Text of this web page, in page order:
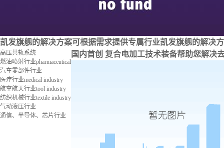
凯发旗舰的解决方案可根据需求提供专属行业凯发旗舰的解决
高压共轨系统
燃油喷射行业pharmaceutical
汽车零部件行业
医疗行业medical industry
航空航天行业tool industry
纺织机械行业textile industry
气动液压行业
通信、半导体、芯片行业
国内首创 复合电加工技术装备帮助您解决